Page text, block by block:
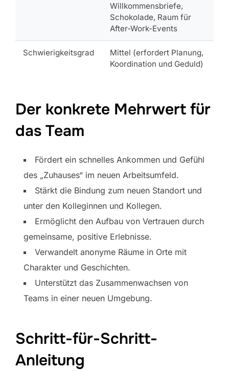
Willkommensbriefe,
Schokolade, Raum für
After-Work-Events
Schwierigkeitsgrad
Mittel (erfordert Planung,
Koordination und Geduld)
Der konkrete Mehrwert für
das Team
Fördert ein schnelles Ankommen und Gefühl
des „Zuhauses“ im neuen Arbeitsumfeld.
Stärkt die Bindung zum neuen Standort und
unter den Kolleginnen und Kollegen.
Ermöglicht den Aufbau von Vertrauen durch
gemeinsame, positive Erlebnisse.
Verwandelt anonyme Räume in Orte mit
Charakter und Geschichten.
Unterstützt das Zusammenwachsen von
Teams in einer neuen Umgebung.
Schritt-für-Schritt-
Anleitung